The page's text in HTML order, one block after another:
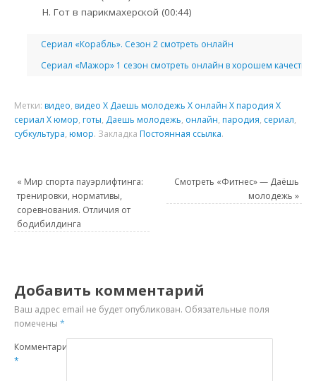
Гот в парикмахерской (00:44)
Сериал «Корабль». Сезон 2 смотреть онлайн
Сериал «Мажор» 1 сезон смотреть онлайн в хорошем качестве
Метки: видео, видео X Даешь молодежь X онлайн X пародия X
сериал X юмор, готы, Даешь молодежь, онлайн, пародия, сериал,
субкультура, юмор. Закладка Постоянная ссылка.
« Мир спорта пауэрлифтинга:
тренировки, нормативы,
соревнования. Отличия от
бодибилдинга
Смотреть «Фитнес» — Даёшь
молодежь »
Добавить комментарий
Ваш адрес email не будет опубликован. Обязательные поля
помечены*
Комментарий
*